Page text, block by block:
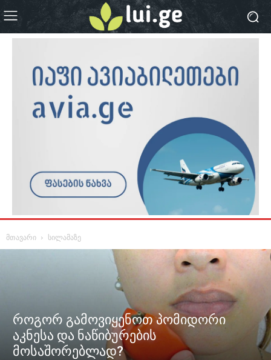
მთავარი სილამაზე
როგორ გამოვიყენოთ პომიდორი
აკნესა და ნაწიბურების
მოსაშორებლად?